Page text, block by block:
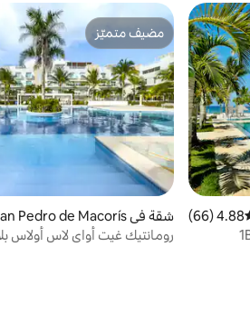
التقييم 4.88 من 5، 66 مراجعات
4.88 (66)
مضيف متميّز
مضيف متميّز
شقة في San Pedro de Macorís
رومانتيك غيت أواي لاس أولاس